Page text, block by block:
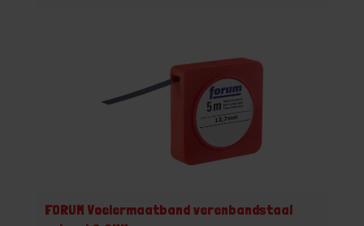
FORUM Voelermaatband verenbandstaal